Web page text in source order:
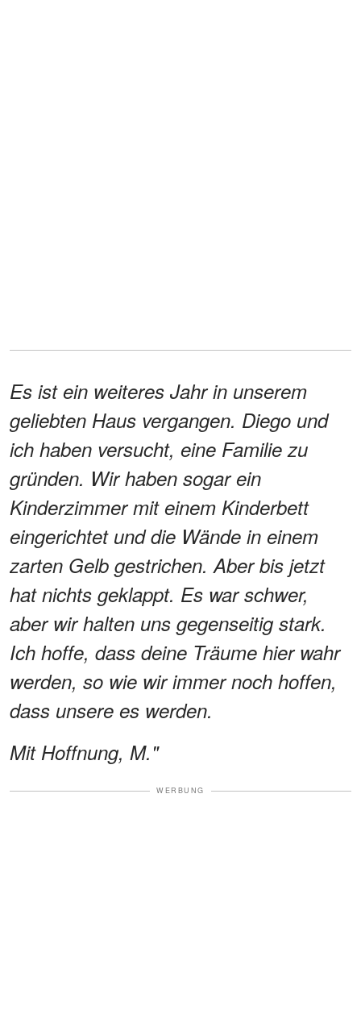
Es ist ein weiteres Jahr in unserem
geliebten Haus vergangen. Diego und
ich haben versucht, eine Familie zu
gründen. Wir haben sogar ein
Kinderzimmer mit einem Kinderbett
eingerichtet und die Wände in einem
zarten Gelb gestrichen. Aber bis jetzt
hat nichts geklappt. Es war schwer,
aber wir halten uns gegenseitig stark.
Ich hoffe, dass deine Träume hier wahr
werden, so wie wir immer noch hoffen,
dass unsere es werden.
Mit Hoffnung, M."
WERBUNG